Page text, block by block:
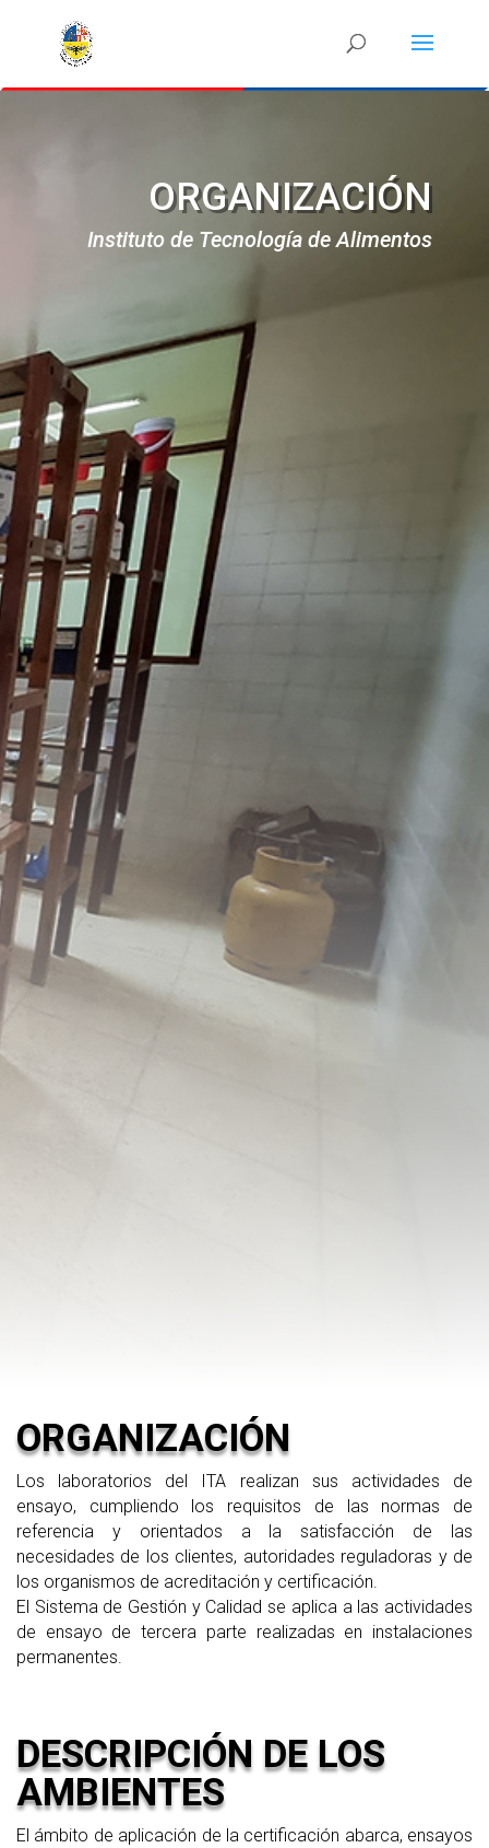
ORGANIZACIÓN
Instituto de Tecnología de Alimentos
ORGANIZACIÓN
Los laboratorios del ITA realizan sus actividades de
ensayo, cumpliendo los requisitos de las normas de
referencia y orientados a la satisfacción de las
necesidades de los clientes, autoridades reguladoras y de
los organismos de acreditación y certificación.
El Sistema de Gestión y Calidad se aplica a las actividades
de ensayo de tercera parte realizadas en instalaciones
permanentes.
DESCRIPCIÓN DE LOS
AMBIENTES
El ámbito de aplicación de la certificación abarca, ensayos